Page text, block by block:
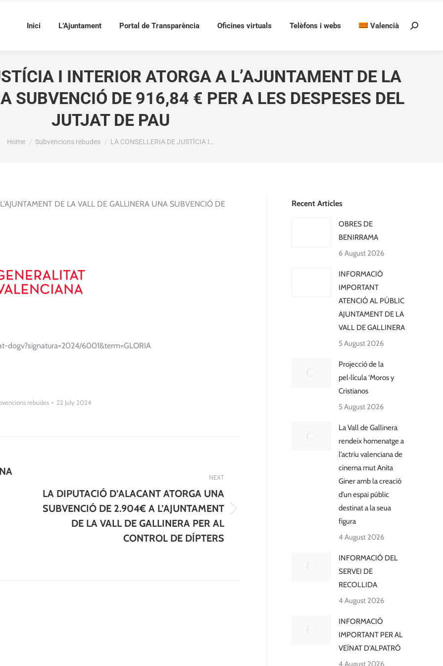
Inici L’Ajuntament Portal de Transparència Oficines virtuals Telèfons i webs Valencià Search:
I INTERIOR ATORGA A L’AJUNTAMENT DE LA
SUBVENCIÓ DE 916,84 € PER A LES DESPESES DEL
JUTJAT DE PAU
You are here:
Home Subvencions rebudes LA CONSELLERIA DE JUSTÍCIA I…
DE LA VALL DE GALLINERA UNA SUBVENCIÓ DE
dogv?signatura=2024/6001&term=GLORIA
rebudes 22 July 2024
NEXT
Next
LA DIPUTACIÓ D’ALACANT ATORGA UNA
SUBVENCIÓ DE 2.904€ A L’AJUNTAMENT
DE LA VALL DE GALLINERA PER AL
CONTROL DE DÍPTERS
Recent Articles
OBRES DE
BENIRRAMA
6 August 2026
INFORMACIÓ
IMPORTANT
ATENCIÓ AL PÚBLIC
AJUNTAMENT DE LA
VALL DE GALLINERA
5 August 2026
Projecció de la
pel·lícula ‘Moros y
Cristianos
5 August 2026
La Vall de Gallinera
rendeix homenatge a
l’actriu valenciana de
cinema mut Anita
Giner amb la creació
d’un espai públic
destinat a la seua
figura
4 August 2026
INFORMACIÓ DEL
SERVEI DE
RECOLLIDA
4 August 2026
INFORMACIÓ
IMPORTANT PER AL
VEÏNAT D’ALPATRÓ
4 August 2026